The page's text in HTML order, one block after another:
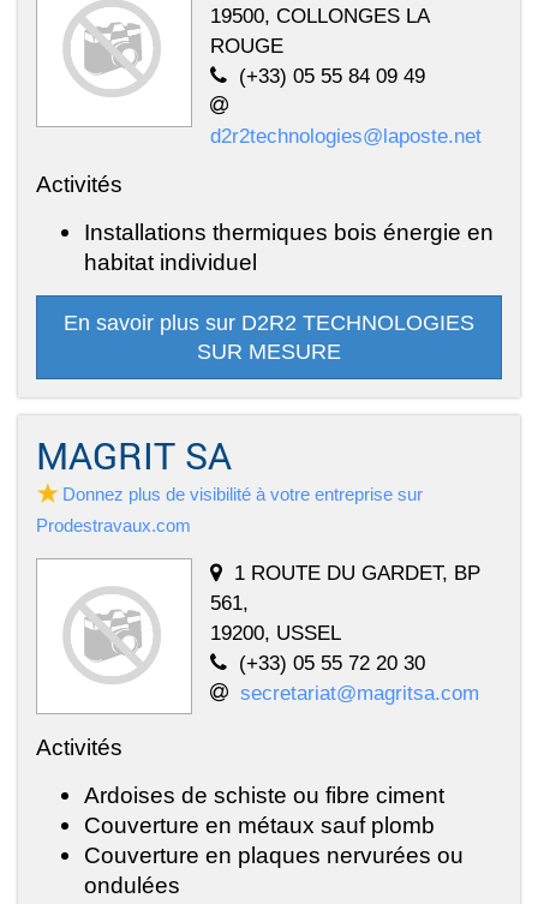
19500, COLLONGES LA
ROUGE
(+33) 05 55 84 09 49
d2r2technologies@laposte.net
Activités
Installations thermiques bois énergie en
habitat individuel
En savoir plus sur D2R2 TECHNOLOGIES
SUR MESURE
MAGRIT SA
Donnez plus de visibilité à votre entreprise sur
Prodestravaux.com
1 ROUTE DU GARDET, BP
561,
19200, USSEL
(+33) 05 55 72 20 30
secretariat@magritsa.com
Activités
Ardoises de schiste ou fibre ciment
Couverture en métaux sauf plomb
Couverture en plaques nervurées ou
ondulées